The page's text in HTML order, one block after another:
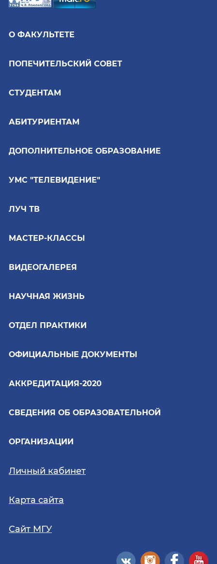
О ФАКУЛЬТЕТЕ
ПОПЕЧИТЕЛЬСКИЙ СОВЕТ
СТУДЕНТАМ
АБИТУРИЕНТАМ
ДОПОЛНИТЕЛЬНОЕ ОБРАЗОВАНИЕ
УМС "ТЕЛЕВИДЕНИЕ"
ЛУЧ ТВ
МАСТЕР-КЛАССЫ
ВИДЕОГАЛЕРЕЯ
НАУЧНАЯ ЖИЗНЬ
ОТДЕЛ ПРАКТИКИ
ОФИЦИАЛЬНЫЕ ДОКУМЕНТЫ
АККРЕДИТАЦИЯ-2020
СВЕДЕНИЯ ОБ ОБРАЗОВАТЕЛЬНОЙ
ОРГАНИЗАЦИИ
Личный кабинет
Карта сайта
Сайт МГУ